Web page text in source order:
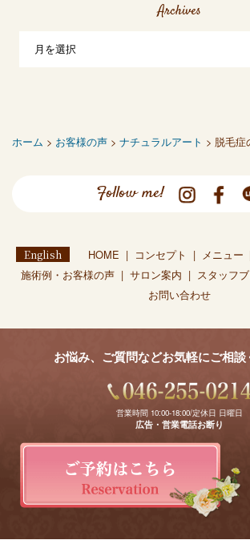
Archives
ホーム > お客様の声 > ナチュラルアート > 脱毛症
Follow me!
English HOME コンセプト メニュー
施術例・お客様の声
サロン案内 スタッフ
お問い合わせ
お悩み、ご質問などお気軽にご相談
営業時間 10:00-18:00/定休日 日曜日
広告・営業電話お断り